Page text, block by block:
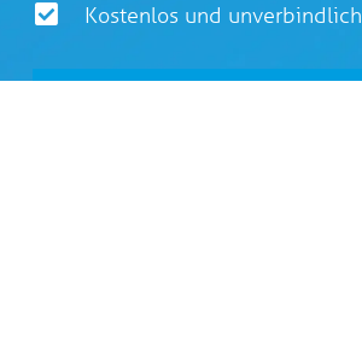
Kostenlos und unverbindlich